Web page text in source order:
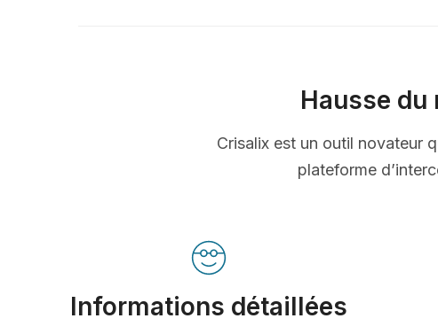
Hausse du
Crisalix est un outil novateur
plateforme
Informations détaillées